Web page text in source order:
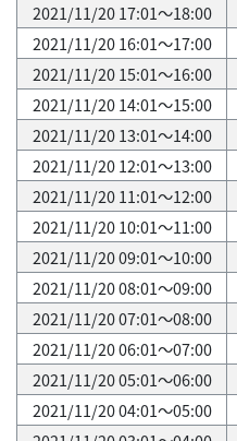
2021/11/20 17:01～18:00
2021/11/20 16:01～17:00
2021/11/20 15:01～16:00
2021/11/20 14:01～15:00
2021/11/20 13:01～14:00
2021/11/20 12:01～13:00
2021/11/20 11:01～12:00
2021/11/20 10:01～11:00
2021/11/20 09:01～10:00
2021/11/20 08:01～09:00
2021/11/20 07:01～08:00
2021/11/20 06:01～07:00
2021/11/20 05:01～06:00
2021/11/20 04:01～05:00